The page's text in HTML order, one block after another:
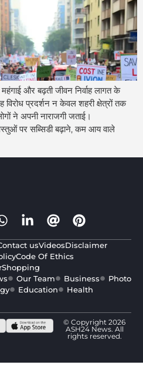
और बढ़ती जीवन निर्वाह लागत के
प्रदर्शन न केवल शहरी क्षेत्रों तक
ने अपनी नाराजगी जताई।
पर सब्सिडी बढ़ाने, कम आय वाले
usVideosDisclaimer
Code Of Ethics
Shopping
Our Team Business
Photo
Education
Health
© Copyright 2026
ASH24 News. All
rights reserved.